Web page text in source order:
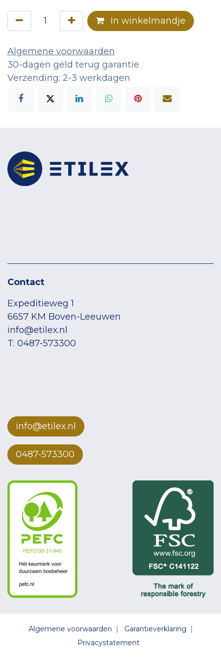
In winkelmandje
Algemene voorwaarden
30-dagen geld terug garantie
Verzending: 2-3 werkdagen
Contact
Expeditieweg 1
6657 KM Boven-Leeuwen
info@etilex.nl
T: 0487-573300
info@etilex.nl
0487-573300
Algemene voorwaarden | Garantieverklaring |
Privacystatement